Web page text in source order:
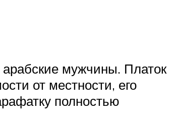
мужчины. Платок
от местности, его
полностью